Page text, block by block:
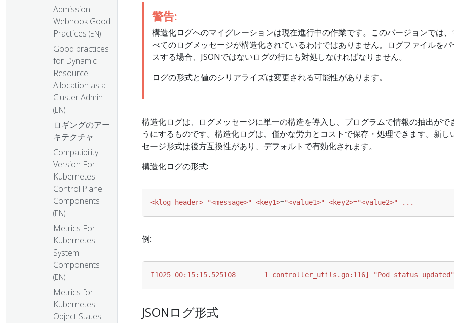
Admission
Webhook Good
Practices (EN)
Good practices
for Dynamic
Resource
Allocation as a
Cluster Admin
(EN)
ロギングのアー
キテクチャ
Compatibility
Version For
Kubernetes
Control Plane
Components
(EN)
Metrics For
Kubernetes
System
Components
(EN)
Metrics for
Kubernetes
Object States
警告:
構造化ログへのマイグレーションは現在進行中の作業です。このバージョンでは、
べてのログメッセージが構造化されているわけではありません。ログファイルをパ
スする場合、JSONではないログの行にも対処しなければなりません。
ログの形式と値のシリアライズは変更される可能性があります。
構造化ログは、ログメッセージに単一の構造を導入し、プログラムで情報の抽出がで
うにするものです。構造化ログは、僅かな労力とコストで保存・処理できます。新し
セージ形式は後方互換性があり、デフォルトで有効化されます。
構造化ログの形式:
<klog header> "<message>" <key1>="<value1>" <key2>="<value2>" ...
例:
I1025 00:15:15.525108       1 controller_utils.go:116] "Pod status
JSONログ形式